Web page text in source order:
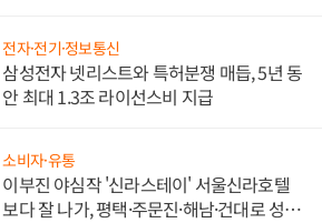
전자·전기·정보통신
삼성전자 넷리스트와 특허분쟁 매듭, 5년 동
안 최대 1.3조 라이선스비 지급
소비자·유통
이부진 야심작 '신라스테이' 서울신라호텔
보다 잘 나가, 평택·주문진·해남·건대로 성